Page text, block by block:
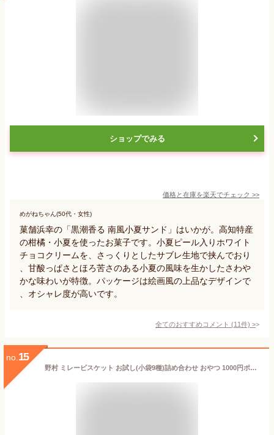
ショップでみる
価格と在庫を楽天でチェック >>
めがねちゃん(50代・女性)
菓舗浜幸の「黒潮香る 南風小夏サンド」はいかが。高知特産
の柑橘・小夏を使ったお菓子です。小夏ピール入りホワイト
チョコクリームを、さっくりとしたサブレ生地で挟んでおり
、甘酸っぱさとほろ苦さのある小夏の風味を生かしたさわや
かな味わいが特徴。パッケージは絵画風の上品なデザインで
、オシャレ度が高いです。
全てのおすすめコメント (11件) >
no. 15
野村 ミレービスケット お試し(小袋9種)詰め合わせ おやつ 1000円ポッキリ 高知名物